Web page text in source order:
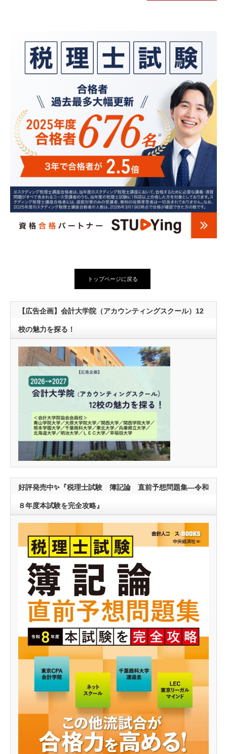
トップページに戻る
【広告企画】会計大学院（アカウンティングスクール）12
校の魅力を探る！
好評発売中✨『税理士試験 簿記論 直前予想問題集―令和
８年度本試験を完全攻略』